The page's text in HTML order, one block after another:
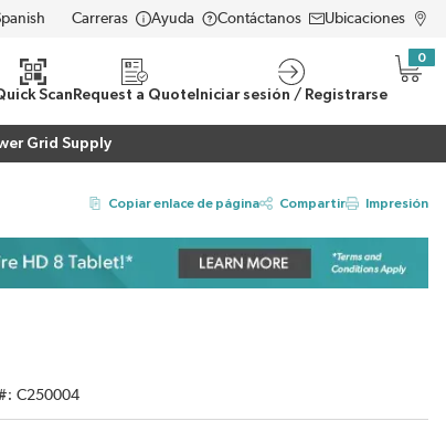
Carreras Ayuda Contáctanos Ubicaciones
Scan Request a Quote Iniciar sesión / Registrarse
0
{0}
Grid Supply
Copiar enlace de página Compartir Impresión
C250004